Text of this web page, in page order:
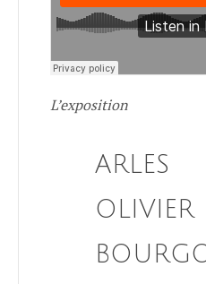
L’exposition
OLIVIER